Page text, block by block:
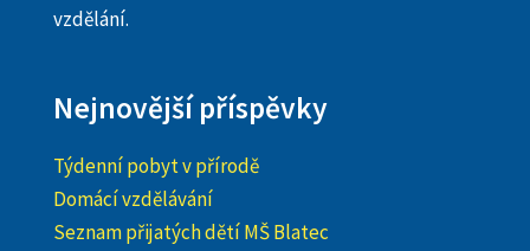
vzdělání.
Nejnovější příspěvky
Týdenní pobyt v přírodě
Domácí vzdělávání
Seznam přijatých dětí MŠ Blatec